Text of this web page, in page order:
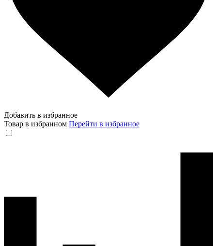
Добавить в избранное
Товар в избранном Перейти в избранное